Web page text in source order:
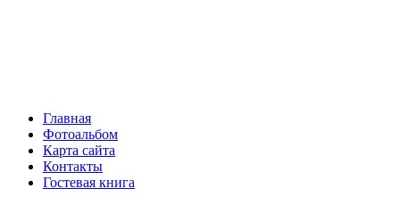
Главная
Фотоальбом
Карта сайта
Контакты
Гостевая книга